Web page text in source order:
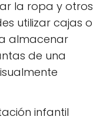
la ropa y otros
utilizar cajas o
almacenar
de una
infantil